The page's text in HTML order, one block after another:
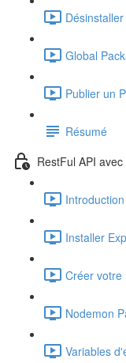
Global
Publier un
Résumé
RestFul API
Installer
Créer votre
Nodemon
Variables